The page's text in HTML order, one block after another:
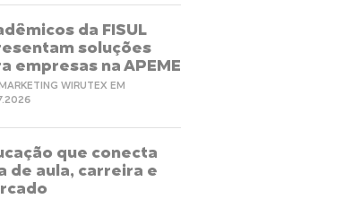
da FISUL
soluções
empresas na APEME
WIRUTEX EM
que conecta
de aula, carreira e